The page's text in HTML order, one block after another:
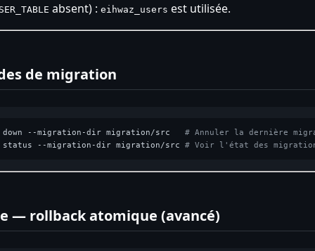
absent) : eihwaz_users est utilisée.
de migration
down --migration-dir migration/src # Annuler la dernière
status --migration-dir migration/src # Voir l'état des
— rollback atomique (avancé)